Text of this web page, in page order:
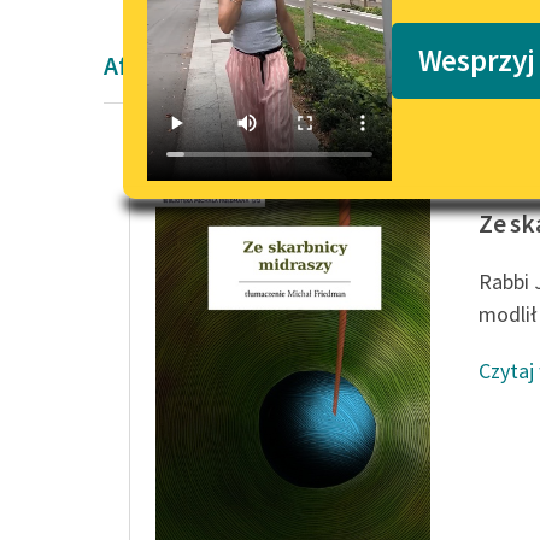
Aforyzm Starożytność Autora
Ze
Rabbi
Czytaj